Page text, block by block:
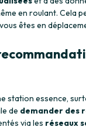
en roulant. Cela
êtes en
station essence,
de demander des
via les réseaux